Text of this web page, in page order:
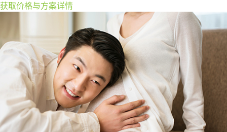
获取价格与方案详情